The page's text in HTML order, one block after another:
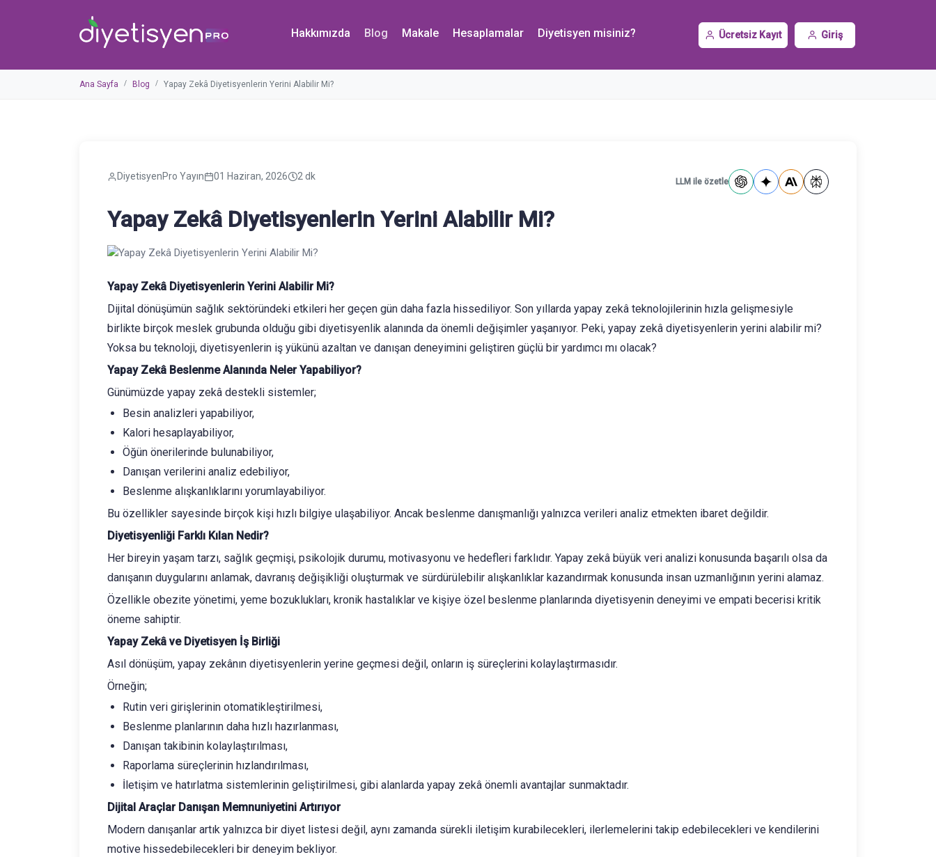
Hakkımızda Blog Makale Hesaplamalar Diyetisyen misiniz? Ücretsiz Kayıt Giriş
Ana Sayfa Blog Yapay Zekâ Diyetisyenlerin Yerini Alabilir Mi?
DiyetisyenPro Yayın 01 Haziran, 2026 2 dk LLM ile özetle
Yapay Zekâ Diyetisyenlerin Yerini Alabilir Mi?
Yapay Zekâ Diyetisyenlerin Yerini Alabilir Mi?
Dijital dönüşümün sağlık sektöründeki etkileri her geçen gün daha fazla hissediliyor. Son yıllarda yapay zekâ teknolojilerinin hızla gelişmesiyle
birlikte birçok meslek grubunda olduğu gibi diyetisyenlik alanında da önemli değişimler yaşanıyor. Peki, yapay zekâ diyetisyenlerin yerini alabilir mi?
Yoksa bu teknoloji, diyetisyenlerin iş yükünü azaltan ve danışan deneyimini geliştiren güçlü bir yardımcı mı olacak?
Yapay Zekâ Beslenme Alanında Neler Yapabiliyor?
Günümüzde yapay zekâ destekli sistemler;
Besin analizleri yapabiliyor,
Kalori hesaplayabiliyor,
Öğün önerilerinde bulunabiliyor,
Danışan verilerini analiz edebiliyor,
Beslenme alışkanlıklarını yorumlayabiliyor.
Bu özellikler sayesinde birçok kişi hızlı bilgiye ulaşabiliyor. Ancak beslenme danışmanlığı yalnızca verileri analiz etmekten ibaret değildir.
Diyetisyenliği Farklı Kılan Nedir?
Her bireyin yaşam tarzı, sağlık geçmişi, psikolojik durumu, motivasyonu ve hedefleri farklıdır. Yapay zekâ büyük veri analizi konusunda başarılı olsa da
danışanın duygularını anlamak, davranış değişikliği oluşturmak ve sürdürülebilir alışkanlıklar kazandırmak konusunda insan uzmanlığının yerini alamaz.
Özellikle obezite yönetimi, yeme bozuklukları, kronik hastalıklar ve kişiye özel beslenme planlarında diyetisyenin deneyimi ve empati becerisi kritik
öneme sahiptir.
Yapay Zekâ ve Diyetisyen İş Birliği
Asıl dönüşüm, yapay zekânın diyetisyenlerin yerine geçmesi değil, onların iş süreçlerini kolaylaştırmasıdır.
Örneğin;
Rutin veri girişlerinin otomatikleştirilmesi,
Beslenme planlarının daha hızlı hazırlanması,
Danışan takibinin kolaylaştırılması,
Raporlama süreçlerinin hızlandırılması,
İletişim ve hatırlatma sistemlerinin geliştirilmesi, gibi alanlarda yapay zekâ önemli avantajlar sunmaktadır.
Dijital Araçlar Danışan Memnuniyetini Artırıyor
Modern danışanlar artık yalnızca bir diyet listesi değil, aynı zamanda sürekli iletişim kurabilecekleri, ilerlemelerini takip edebilecekleri ve kendilerini
motive hissedebilecekleri bir deneyim bekliyor.